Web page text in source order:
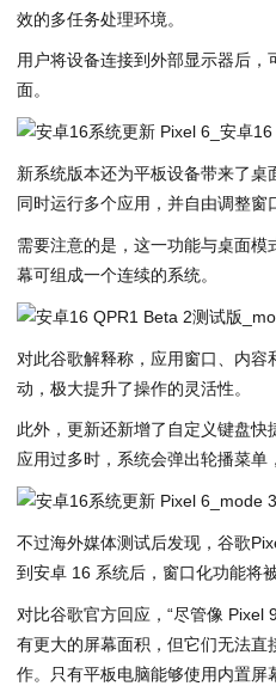
效的多任务处理环境。
用户将设备连接到外部显示器后
面。
新系统版本还为平板设备带来了
同时运行多个应用，并自由调整窗
需要注意的是，这一功能与桌面
幕可组成一个连续的系统。
对此谷歌解释称，应用窗口、内
动，极大提升了操作的灵活性。
此外，更新还新增了自定义键盘
应用过多时，系统会弹出轮播菜单
不过海外媒体测试后发现，谷歌
到安卓 16 系统后，窗口化功能将被
对比谷歌官方回应，“尽管像 Pixel
有更大的屏幕面积，但它们无法
作。只有平板电脑能够使用内置